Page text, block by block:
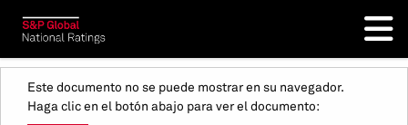
Este documento no se puede mostrar en su navegador.
Haga clic en el botón abajo para ver el documento: